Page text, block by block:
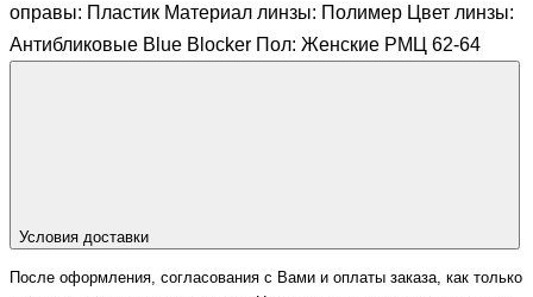
оправы: Пластик Материал линзы: Полимер Цвет линзы:
Антибликовые Blue Blocker Пол: Женские РМЦ 62-64
Условия доставки
После оформления, согласования с Вами и оплаты заказа, как только